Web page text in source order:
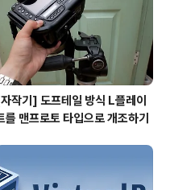
작기] 도프테일 방식 L플레이
를 맨프로토 타입으로 개조하기